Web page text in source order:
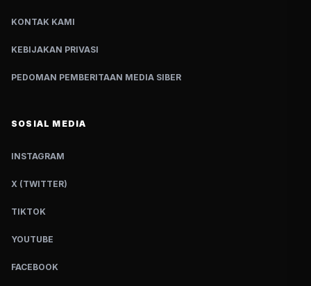
KONTAK KAMI
KEBIJAKAN PRIVASI
PEDOMAN PEMBERITAAN MEDIA SIBER
SOSIAL MEDIA
INSTAGRAM
X (TWITTER)
TIKTOK
YOUTUBE
FACEBOOK